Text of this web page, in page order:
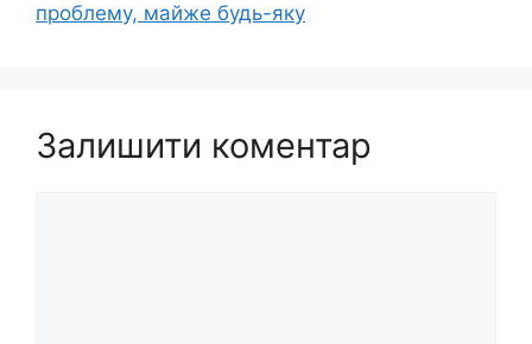
проблему, майже будь-яку
Залишити коментар